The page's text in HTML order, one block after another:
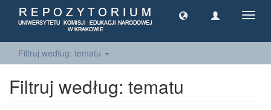
Filtruj według: tematu
Filtruj według: tematu